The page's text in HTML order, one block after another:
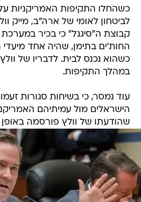
כשהחלו התקיפות האמריקניות
לביטחון לאומי של ארה"ב, מייק
קבוצת ה"סיגנל" כי בכיר
החות'ים בתימן, שהיה אחד
כשהוא נכנס לבית. לדבריו של
במהלך התקיפות.
עוד נמסר, כי בשיחות סגורות
הישראלים מול עמיתיהם
שהודעתו של וולץ פורסמה באופן